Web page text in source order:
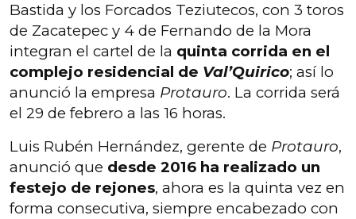
Bastida y los Forcados Teziutecos, con 3 toros
de Zacatepec y 4 de Fernando de la Mora
integran el cartel de la quinta corrida en el
complejo residencial de Val’Quirico; así lo
anunció la empresa Protauro. La corrida será
el 29 de febrero a las 16 horas.
Luis Rubén Hernández, gerente de Protauro,
anunció que desde 2016 ha realizado un
festejo de rejones, ahora es la quinta vez en
forma consecutiva, siempre encabezado con